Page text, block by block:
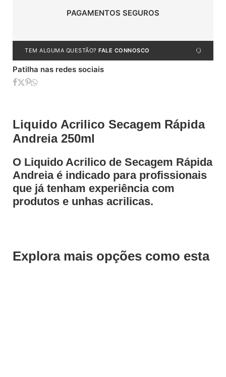
PAGAMENTOS SEGUROS
TEM ALGUMA QUESTÃO? FALE CONNOSCO
Patilha nas redes sociais
Liquido Acrilico Secagem Rápida
Andreia 250ml
O Liquido Acrilico de Secagem Rápida
Andreia é indicado para profissionais
que já tenham experiência com
produtos e unhas acrilicas.
Explora mais opções como esta